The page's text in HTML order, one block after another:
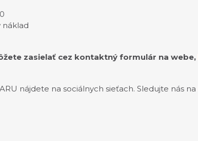
náklad
zasielať cez kontaktný formulár na webe,
nájdete na sociálnych sieťach. Sledujte nás na